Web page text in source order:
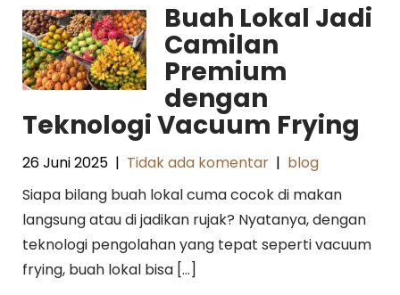
Buah Lokal Jadi
Camilan
Premium
dengan
Teknologi Vacuum Frying
26 Juni 2025 | Tidak ada komentar | blog
Siapa bilang buah lokal cuma cocok di makan
langsung atau di jadikan rujak? Nyatanya, dengan
teknologi pengolahan yang tepat seperti vacuum
frying, buah lokal bisa […]